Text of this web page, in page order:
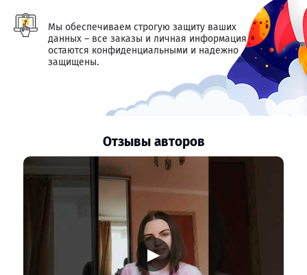
Мы обеспечиваем строгую защиту ваших
данных – все заказы и личная информация
остаются конфиденциальными и надежно
защищены.
Отзывы авторов
▶